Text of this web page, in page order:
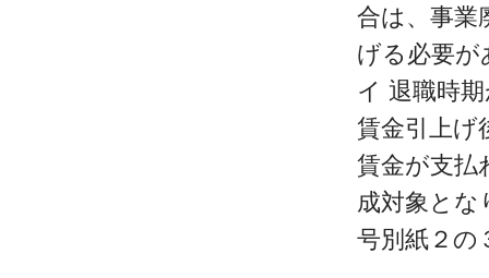
合は、事業
げる必要が
イ 退職時
賃金引上げ
賃金が支払
成対象とな
号別紙２の